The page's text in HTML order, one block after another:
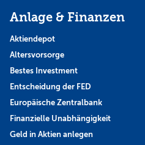
Anlage & Finanzen
Aktiendepot
Altersvorsorge
Bestes Investment
Entscheidung der FED
Europäische Zentralbank
Finanzielle Unabhängigkeit
Geld in Aktien anlegen